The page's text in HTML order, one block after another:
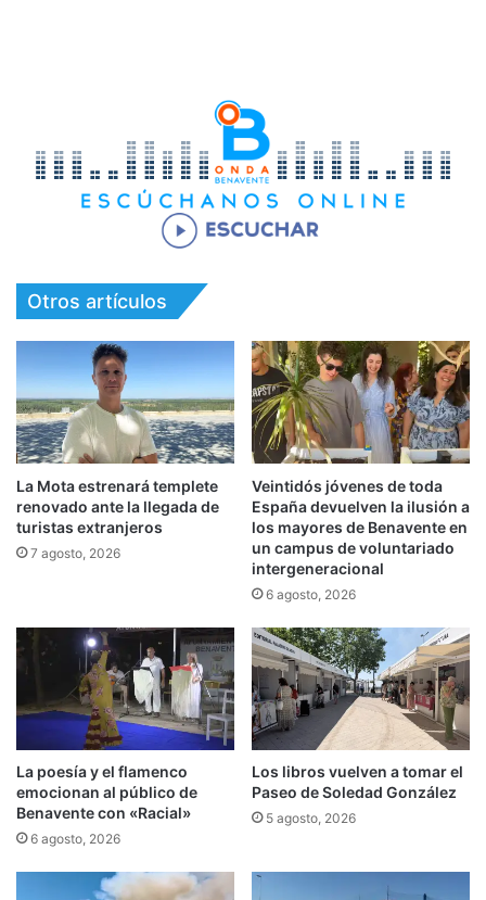
Otros artículos
La Mota estrenará templete
renovado ante la llegada de
turistas extranjeros
7 agosto, 2026
Veintidós jóvenes de toda
España devuelven la ilusión a
los mayores de Benavente en
un campus de voluntariado
intergeneracional
6 agosto, 2026
La poesía y el flamenco
emocionan al público de
Benavente con «Racial»
6 agosto, 2026
Los libros vuelven a tomar el
Paseo de Soledad González
5 agosto, 2026